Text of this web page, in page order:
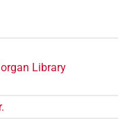
Library